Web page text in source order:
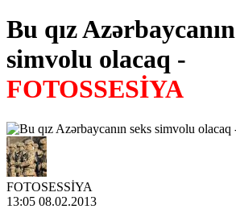
Bu qız
simvolu olacaq -
FOTOSSESİYA
FOTOSESSİYA
13:05 08.02.2013